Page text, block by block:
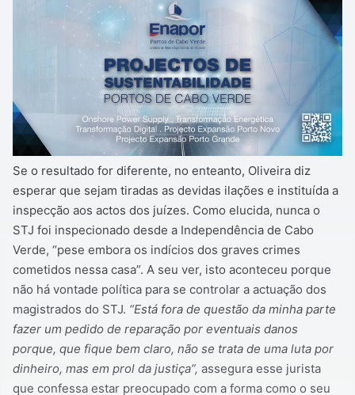
Se o resultado for diferente, no enteanto, Oliveira diz
esperar que sejam tiradas as devidas ilações e instituída a
inspecção aos actos dos juízes. Como elucida, nunca o
STJ foi inspecionado desde a Independência de Cabo
Verde, “pese embora os indícios dos graves crimes
cometidos nessa casa”. A seu ver, isto aconteceu porque
não há vontade política para se controlar a actuação dos
magistrados do STJ. “Está fora de questão da minha parte
fazer um pedido de reparação por eventuais danos
porque, que fique bem claro, não se trata de uma luta por
dinheiro, mas em prol da justiça”, assegura esse jurista
que confessa estar preocupado com a forma como o seu